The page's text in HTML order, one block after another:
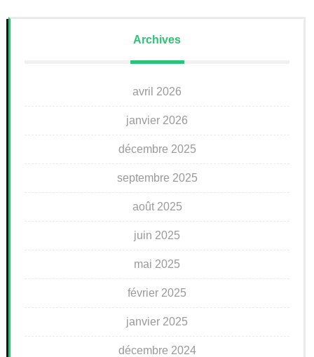
Archives
avril 2026
janvier 2026
décembre 2025
septembre 2025
août 2025
juin 2025
mai 2025
février 2025
janvier 2025
décembre 2024